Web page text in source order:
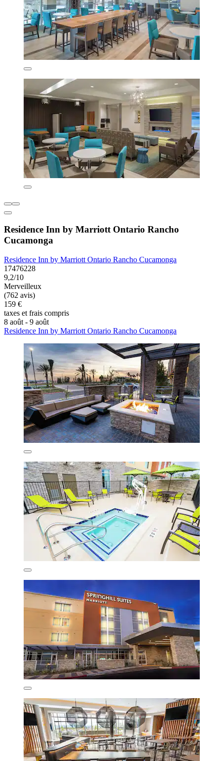
Residence Inn by Marriott Ontario Rancho
Cucamonga
Residence Inn by Marriott Ontario Rancho Cucamonga
17476228
9,2/10
Merveilleux
(762 avis)
159 €
taxes et frais compris
8 août - 9 août
Residence Inn by Marriott Ontario Rancho Cucamonga